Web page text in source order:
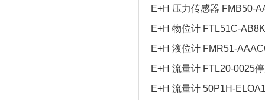
E+H 压力传感器 FMB50-
E+H 物位计 FTL51C-
E+H 液位计 FMR51-
E+H 流量计 FTL20-0025
E+H 流量计 50P1H-